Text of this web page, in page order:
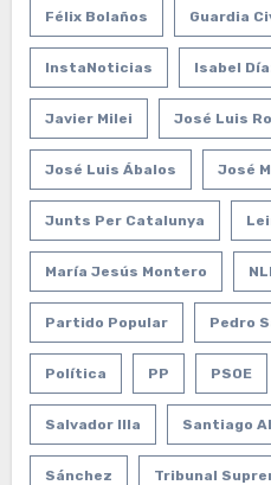
Félix Bolaños Guardia
InstaNoticias Isabel
Javier Milei José Luis
José Luis Ábalos José
Junts Per Catalunya
María Jesús Montero
Partido Popular Pedro
Política PP PSOE
Salvador Illa Santiago
Sánchez Tribunal